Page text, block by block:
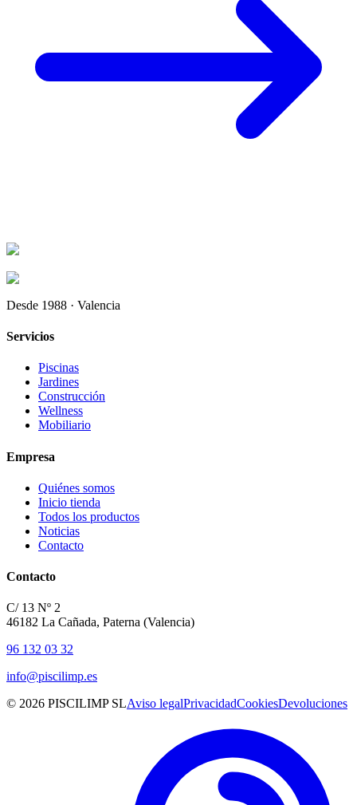
Desde 1988 · Valencia
Servicios
Piscinas
Jardines
Construcción
Wellness
Mobiliario
Empresa
Quiénes somos
Inicio tienda
Todos los productos
Noticias
Contacto
Contacto
C/ 13 Nº 2
46182 La Cañada, Paterna (Valencia)
96 132 03 32
info@piscilimp.es
© 2026 PISCILIMP SLAviso legalPrivacidadCookiesDevoluciones